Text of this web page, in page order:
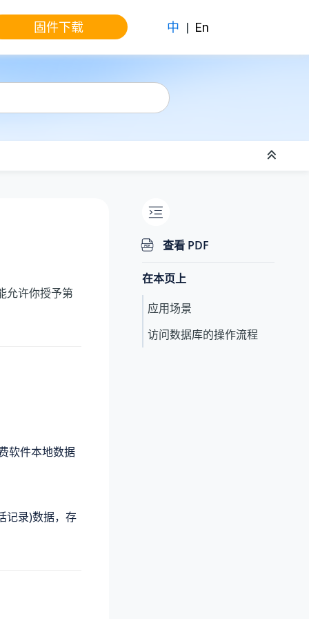
固件下载 中 | En
允许你授予第
软件本地数据
记录)数据，存
查看 PDF
在本页上
应用场景
访问数据库的操作流程